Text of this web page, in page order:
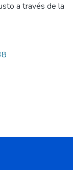
a través de la